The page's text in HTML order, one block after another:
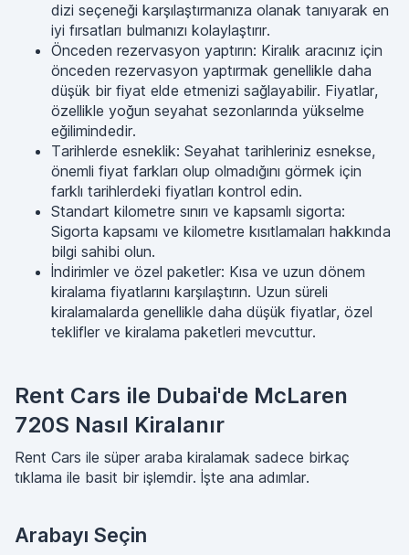
dizi seçeneği karşılaştırmanıza olanak tanıyarak en
iyi fırsatları bulmanızı kolaylaştırır.
Önceden rezervasyon yaptırın: Kiralık aracınız için
önceden rezervasyon yaptırmak genellikle daha
düşük bir fiyat elde etmenizi sağlayabilir. Fiyatlar,
özellikle yoğun seyahat sezonlarında yükselme
eğilimindedir.
Tarihlerde esneklik: Seyahat tarihleriniz esnekse,
önemli fiyat farkları olup olmadığını görmek için
farklı tarihlerdeki fiyatları kontrol edin.
Standart kilometre sınırı ve kapsamlı sigorta:
Sigorta kapsamı ve kilometre kısıtlamaları hakkında
bilgi sahibi olun.
İndirimler ve özel paketler: Kısa ve uzun dönem
kiralama fiyatlarını karşılaştırın. Uzun süreli
kiralamalarda genellikle daha düşük fiyatlar, özel
teklifler ve kiralama paketleri mevcuttur.
Rent Cars ile Dubai'de McLaren
720S Nasıl Kiralanır
Rent Cars ile süper araba kiralamak sadece birkaç
tıklama ile basit bir işlemdir. İşte ana adımlar.
Arabayı Seçin